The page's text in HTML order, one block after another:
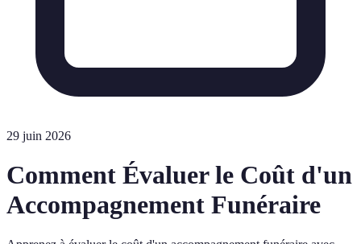
29 juin 2026
Comment Évaluer le Coût d'un
Accompagnement Funéraire